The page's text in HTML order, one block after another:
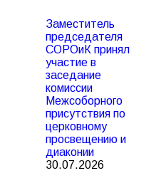
Заместитель
председателя
СОРОиК принял
участие в
заседание
комиссии
Межсоборного
присутствия по
церковному
просвещению и
диаконии
30.07.2026